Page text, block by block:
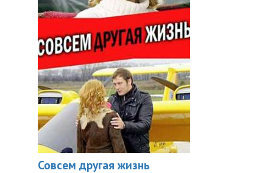
Совсем другая жизнь